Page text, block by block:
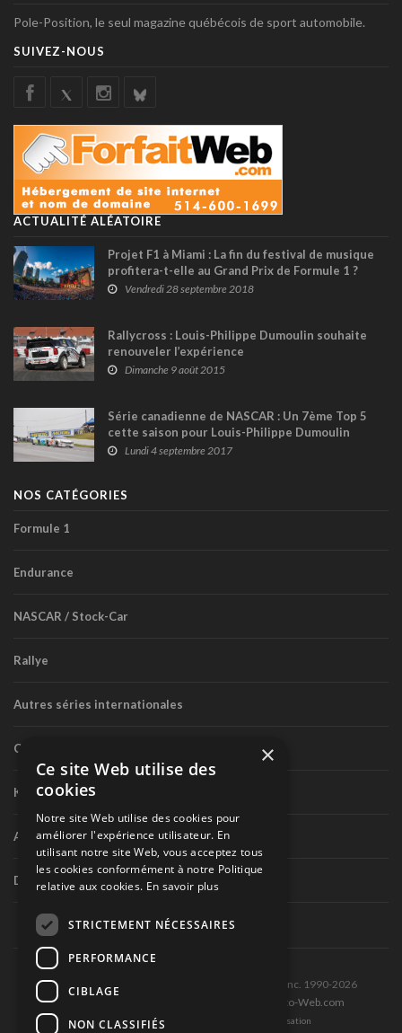
Pole-Position, le seul magazine québécois de sport automobile.
SUIVEZ-NOUS
ACTUALITÉ ALÉATOIRE
Projet F1 à Miami : La fin du festival de musique
profitera-t-elle au Grand Prix de Formule 1 ?
Vendredi 28 septembre 2018
Rallycross : Louis-Philippe Dumoulin souhaite
renouveler l’expérience
Dimanche 9 août 2015
Série canadienne de NASCAR : Un 7ème Top 5
cette saison pour Louis-Philippe Dumoulin
Lundi 4 septembre 2017
NOS CATÉGORIES
Formule 1
Endurance
NASCAR / Stock-Car
Rallye
Autres séries internationales
Circuit routier canadien
Karting
Autres séries nationales
Divers
Tous droits réservés © Les Éditions Pole-Position inc. 1990-2026
Ce site est produit et hébergé par Montréal-Photo-Web.com
Politique de confidentialité et Conditions d’utilisation
×
Ce site Web utilise des
cookies
Notre site Web utilise des cookies pour
améliorer l'expérience utilisateur. En
utilisant notre site Web, vous acceptez tous
les cookies conformément à notre Politique
relative aux cookies. En savoir plus
STRICTEMENT NÉCESSAIRES
PERFORMANCE
CIBLAGE
NON CLASSIFIÉS